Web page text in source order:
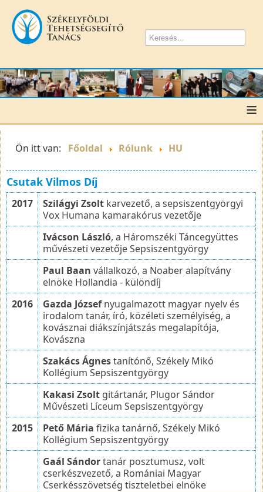
≡
Ön itt van: Főoldal Rólunk HU
Csutak Vilmos Díj
2017 Szilágyi Zsolt karvezető, a sepsiszentgyörgyi
Vox Humana kamarakórus vezetője
Ivácson László, a Háromszéki Táncegyüttes
művészeti vezetője Sepsiszentgyörgy
Paul Baan vállalkozó, a Noaber alapítvány
elnöke Hollandia - különdíj
2016
Gazda Józsefnyugalmazott magyar nyelv és
irodalom tanár, író, közéleti személyiség, a
kovásznai diákszínjátszás megalapítója,
Kovászna
Szakács Ágnestanítónő, Székely Mikó
Kollégium Sepsiszentgyörgy
Kakasi Zsolt gitártanár, Plugor Sándor
Művészeti Líceum Sepsiszentgyörgy
2015
Pető Mária fizika tanárnő, Székely Mikó
Kollégium Sepsiszentgyörgy
Gaál Sándortanár posztumusz, volt
cserkészvezető, a Romániai Magyar
Cserkésszövetség tiszteletbei elnöke